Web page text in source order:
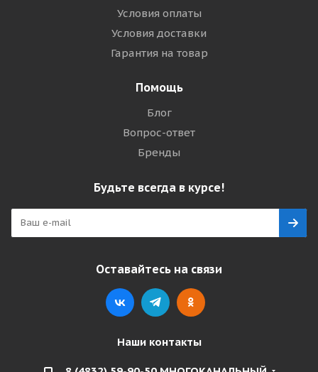
Условия оплаты
Условия доставки
Гарантия на товар
Помощь
Блог
Вопрос-ответ
Бренды
Будьте всегда в курсе!
Оставайтесь на связи
Наши контакты